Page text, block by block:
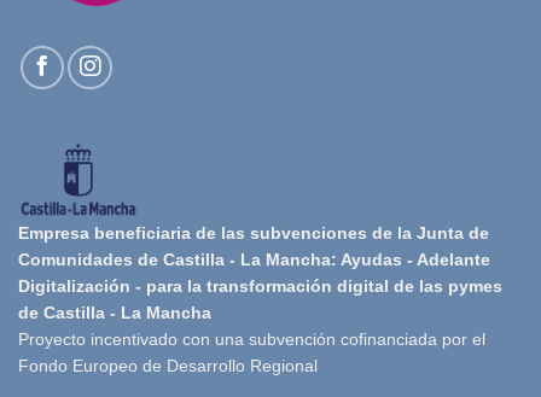
Empresa beneficiaria de las subvenciones de la Junta de
Comunidades de Castilla - La Mancha: Ayudas - Adelante
Digitalización - para la transformación digital de las pymes
de Castilla - La Mancha
Proyecto incentivado con una subvención cofinanciada por el
Fondo Europeo de Desarrollo Regional